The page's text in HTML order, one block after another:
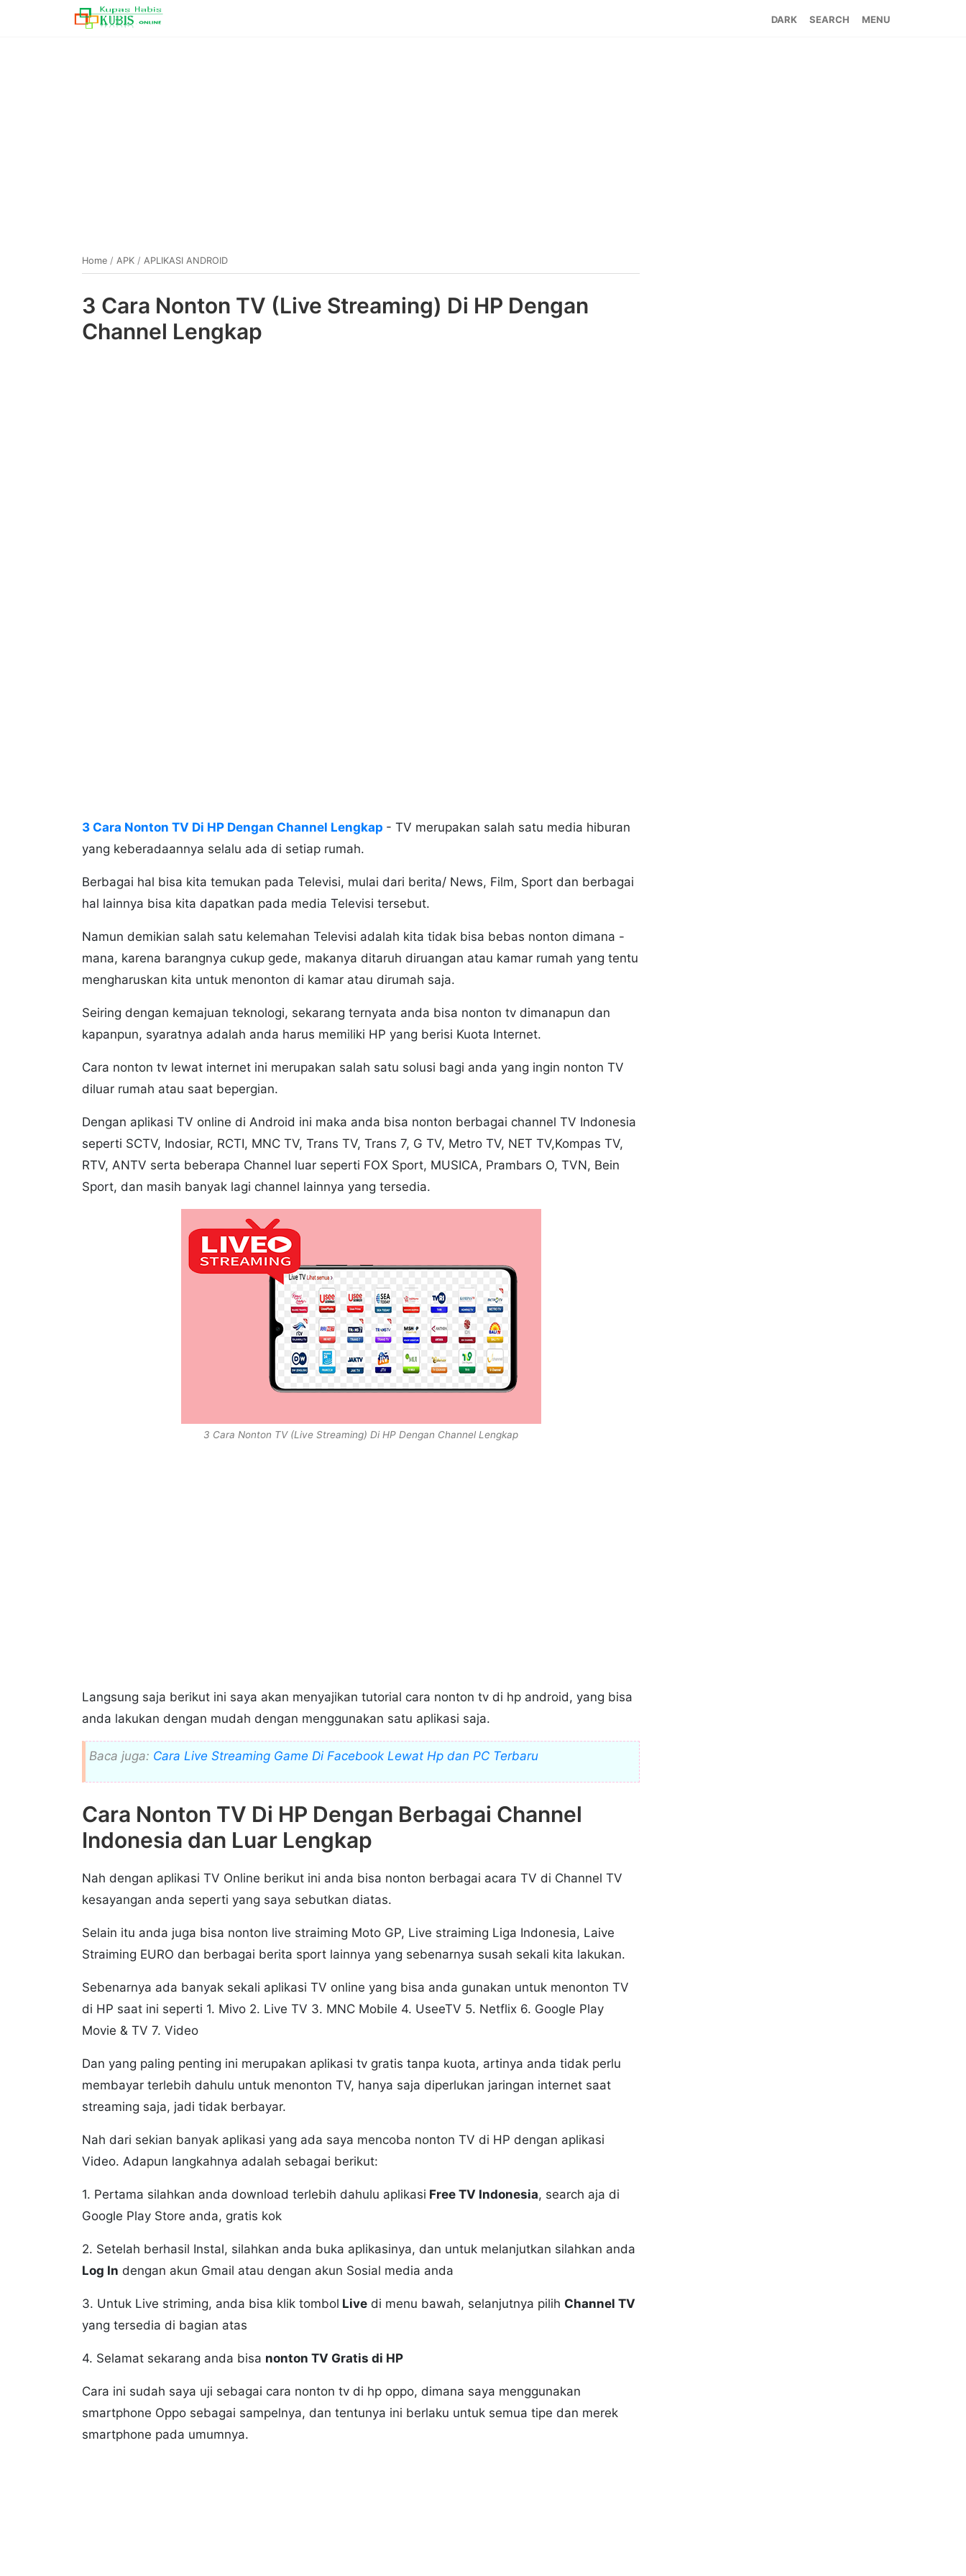
SEARCH MENU
Home / APK / APLIKASI ANDROID
3 Cara Nonton TV (Live Streaming) Di HP Dengan
Channel Lengkap
3 Cara Nonton TV Di HP Dengan Channel Lengkap - TV merupakan salah satu media hiburan
yang keberadaannya selalu ada di setiap rumah.
Berbagai hal bisa kita temukan pada Televisi, mulai dari berita/ News, Film, Sport dan berbagai
hal lainnya bisa kita dapatkan pada media Televisi tersebut.
Namun demikian salah satu kelemahan Televisi adalah kita tidak bisa bebas nonton dimana -
mana, karena barangnya cukup gede, makanya ditaruh diruangan atau kamar rumah yang tentu
mengharuskan kita untuk menonton di kamar atau dirumah saja.
Seiring dengan kemajuan teknologi, sekarang ternyata anda bisa nonton tv dimanapun dan
kapanpun, syaratnya adalah anda harus memiliki HP yang berisi Kuota Internet.
Cara nonton tv lewat internet ini merupakan salah satu solusi bagi anda yang ingin nonton TV
diluar rumah atau saat bepergian.
Dengan aplikasi TV online di Android ini maka anda bisa nonton berbagai channel TV Indonesia
seperti SCTV, Indosiar, RCTI, MNC TV, Trans TV, Trans 7, G TV, Metro TV, NET TV,Kompas TV,
RTV, ANTV serta beberapa Channel luar seperti FOX Sport, MUSICA, Prambars O, TVN, Bein
Sport, dan masih banyak lagi channel lainnya yang tersedia.
3 Cara Nonton TV (Live Streaming) Di HP Dengan Channel Lengkap
Langsung saja berikut ini saya akan menyajikan tutorial cara nonton tv di hp android, yang bisa
anda lakukan dengan mudah dengan menggunakan satu aplikasi saja.
Baca juga: Cara Live Streaming Game Di Facebook Lewat Hp dan PC Terbaru
Cara Nonton TV Di HP Dengan Berbagai Channel
Indonesia dan Luar Lengkap
Nah dengan aplikasi TV Online berikut ini anda bisa nonton berbagai acara TV di Channel TV
kesayangan anda seperti yang saya sebutkan diatas.
Selain itu anda juga bisa nonton live straiming Moto GP, Live straiming Liga Indonesia, Laive
Straiming EURO dan berbagai berita sport lainnya yang sebenarnya susah sekali kita lakukan.
Sebenarnya ada banyak sekali aplikasi TV online yang bisa anda gunakan untuk menonton TV
di HP saat ini seperti 1. Mivo 2. Live TV 3. MNC Mobile 4. UseeTV 5. Netflix 6. Google Play
Movie & TV 7. Video
Dan yang paling penting ini merupakan aplikasi tv gratis tanpa kuota, artinya anda tidak perlu
membayar terlebih dahulu untuk menonton TV, hanya saja diperlukan jaringan internet saat
streaming saja, jadi tidak berbayar.
Nah dari sekian banyak aplikasi yang ada saya mencoba nonton TV di HP dengan aplikasi
Video. Adapun langkahnya adalah sebagai berikut:
1. Pertama silahkan anda download terlebih dahulu aplikasi Free TV Indonesia, search aja di
Google Play Store anda, gratis kok
2. Setelah berhasil Instal, silahkan anda buka aplikasinya, dan untuk melanjutkan silahkan anda
Log In dengan akun Gmail atau dengan akun Sosial media anda
3. Untuk Live striming, anda bisa klik tombol Live di menu bawah, selanjutnya pilih Channel TV
yang tersedia di bagian atas
4. Selamat sekarang anda bisa nonton TV Gratis di HP
Cara ini sudah saya uji sebagai cara nonton tv di hp oppo, dimana saya menggunakan
smartphone Oppo sebagai sampelnya, dan tentunya ini berlaku untuk semua tipe dan merek
smartphone pada umumnya.